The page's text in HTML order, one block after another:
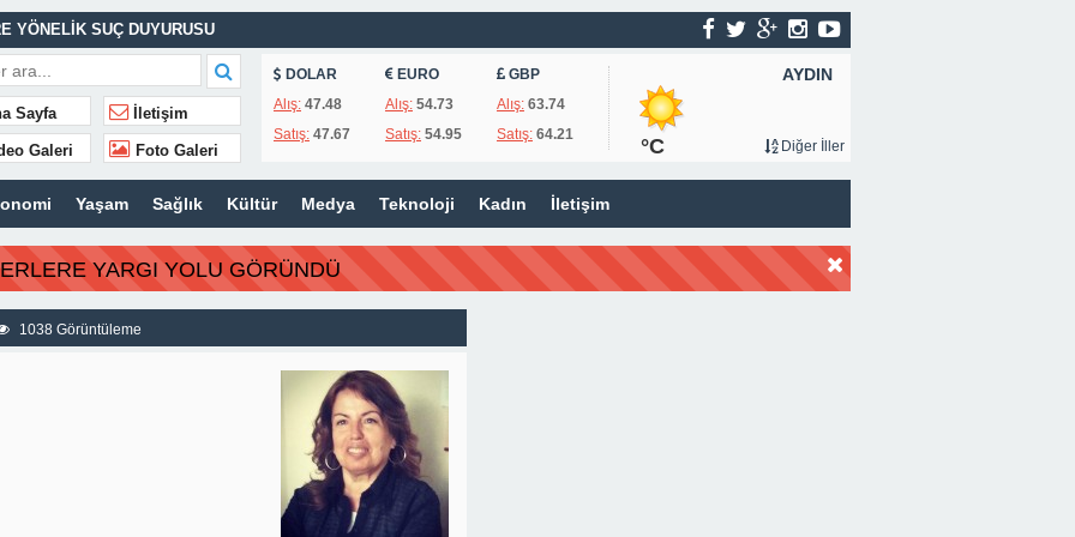
YÖNELİK SUÇ DUYURUSU
EFE İBRİKOĞLU’NUN ADI VERİLDİ
UNUTULMADI
Sayfa İletişim
Galeri Foto Galeri
DOLAR
Alış: 47.48
Satış: 47.67
EURO
Alış:54.73
Satış:54.95
GBP
Alış:63.74
Satış:64.21
AYDIN
°C Diğer İller
Yaşam Sağlık Kültür Medya Teknoloji Kadın İletişim
YARGI YOLU GÖRÜNDÜ
1038 Görüntüleme